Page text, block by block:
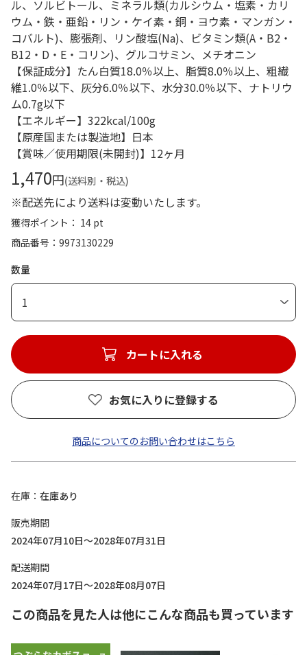
ル、ソルビトール、ミネラル類(カルシウム・塩素・カリ
ウム・鉄・亜鉛・リン・ケイ素・銅・ヨウ素・マンガン・
コバルト)、膨張剤、リン酸塩(Na)、ビタミン類(A・B2・
B12・D・E・コリン)、グルコサミン、メチオニン
【保証成分】たん白質18.0％以上、脂質8.0％以上、粗繊
維1.0％以下、灰分6.0％以下、水分30.0％以下、ナトリウ
ム0.7g以下
【エネルギー】322kcal/100g
【原産国または製造地】日本
【賞味／使用期限(未開封)】12ヶ月
1,470円(送料別・税込)
※配送先により送料は変動いたします。
獲得ポイント： 14 pt
商品番号
9973130229
数量
1
カートに入れる
お気に入りに登録する
商品についてのお問い合わせはこちら
在庫
在庫あり
販売期間
2024年07月10日～2028年07月31日
配送期間
2024年07月17日～2028年08月07日
この商品を見た人は他にこんな商品も買っています